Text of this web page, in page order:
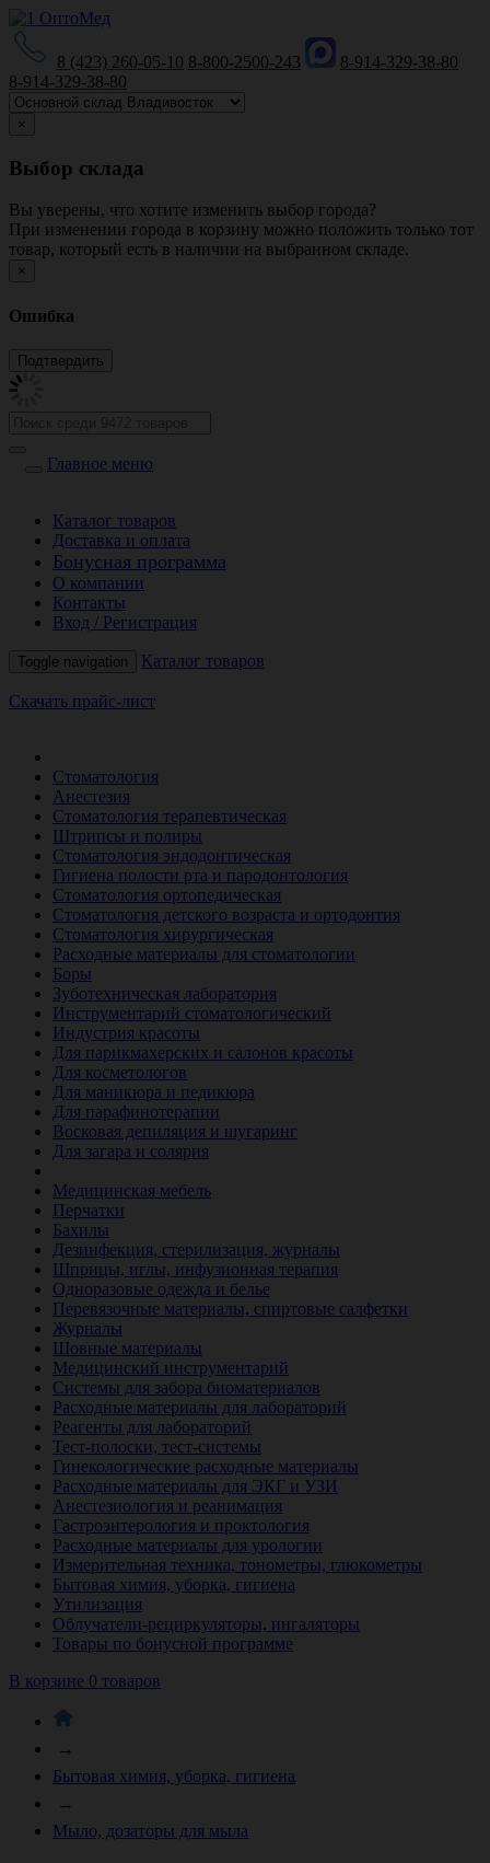
8 (423) 260-05-10 8-800-2500-243
8-914-329-38-80
8-914-329-38-80
×
Выбор склада
Вы уверены, что хотите изменить выбор города?
При изменении города в корзину можно положить только тот
товар, который есть в наличии на выбранном складе.
×
Ошибка
Главное меню
Каталог товаров
Доставка и оплата
Бонусная программа
О компании
Контакты
Вход / Регистрация
Toggle navigation Каталог товаров
Скачать прайс-лист
Стоматология
Анестезия
Стоматология терапевтическая
Штрипсы и полиры
Стоматология эндодонтическая
Гигиена полости рта и пародонтология
Стоматология ортопедическая
Стоматология детского возраста и ортодонтия
Стоматология хирургическая
Расходные материалы для стоматологии
Боры
Зуботехническая лаборатория
Инструментарий стоматологический
Индустрия красоты
Для парикмахерских и салонов красоты
Для косметологов
Для маникюра и педикюра
Для парафинотерапии
Восковая депиляция и шугаринг
Для загара и солярия
Медицинская мебель
Перчатки
Бахилы
Дезинфекция, стерилизация, журналы
Шприцы, иглы, инфузионная терапия
Одноразовые одежда и белье
Перевязочные материалы, спиртовые салфетки
Журналы
Шовные материалы
Медицинский инструментарий
Системы для забора биоматериалов
Расходные материалы для лабораторий
Реагенты для лабораторий
Тест-полоски, тест-системы
Гинекологические расходные материалы
Расходные материалы для ЭКГ и УЗИ
Анестезиология и реанимация
Гастроэнтерология и проктология
Расходные материалы для урологии
Измерительная техника, тонометры, глюкометры
Бытовая химия, уборка, гигиена
Утилизация
Облучатели-рециркуляторы, ингаляторы
Товары по бонусной программе
В корзине 0 товаров
→
Бытовая химия, уборка, гигиена
→
Мыло, дозаторы для мыла